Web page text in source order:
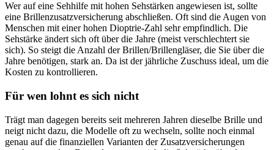
Wer auf eine Sehhilfe mit hohen Sehstärken angewiesen ist, sollte
eine Brillenzusatzversicherung abschließen. Oft sind die Augen von
Menschen mit einer hohen Dioptrie-Zahl sehr empfindlich. Die
Sehstärke ändert sich oft über die Jahre (meist verschlechtert sie
sich). So steigt die Anzahl der Brillen/Brillengläser, die Sie über die
Jahre benötigen, stark an. Da ist der jährliche Zuschuss ideal, um die
Kosten zu kontrollieren.
Für wen lohnt es sich nicht
Trägt man dagegen bereits seit mehreren Jahren dieselbe Brille und
neigt nicht dazu, die Modelle oft zu wechseln, sollte noch einmal
genau auf die finanziellen Varianten der Zusatzversicherungen